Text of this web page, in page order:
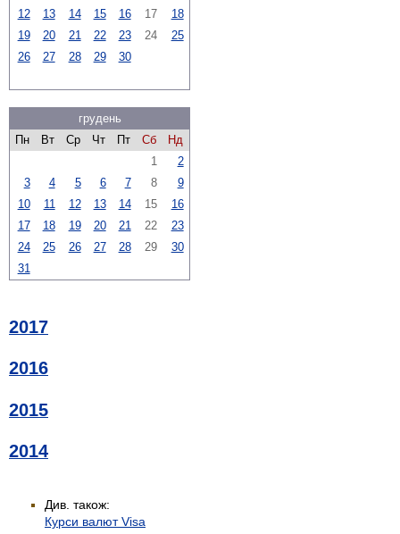
12
13 14 15 16 17
18
19
20 21 22 23 24
25
26
27 28 29 30
грудень
Пн
Вт Ср Чт Пт Сб
Нд
1
2
3
4 5 6 7 8
9
10
11 12 13 14 15
16
17
18 19 20 21 22
23
24
25 26 27 28 29
30
31
2017
2016
2015
2014
Див. також:
Курси валют Visa